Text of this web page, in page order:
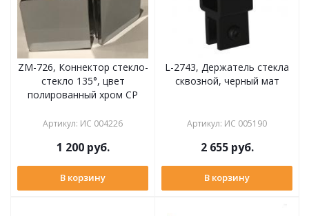
ZM-726, Коннектор стекло-
стекло 135°, цвет
полированный хром CP
Артикул: ИС 004226
1 200руб.
В корзину
L-2743, Держатель стекла
сквозной, черный мат
Артикул: ИС 005190
2 655руб.
В корзину